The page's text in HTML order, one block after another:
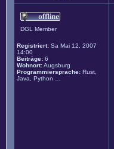
DGL Member
Registriert: Sa Mai 12, 2007
14:00
Beiträge: 6
Wohnort:Augsburg
Programmiersprache: Rust,
Java, Python …